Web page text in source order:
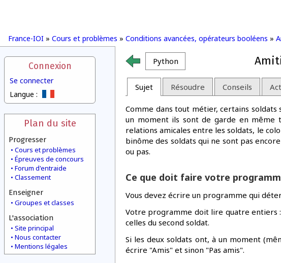
France-IOI » Cours et problèmes » Conditions avancées, opérateurs booléens »
Connexion
Se connecter
Langue :
Plan du site
Progresser
Cours et problèmes
Épreuves de concours
Forum d'entraide
Classement
Enseigner
Groupes et classes
L'association
Site principal
Nous contacter
Mentions légales
Python
Sujet Résoudre Conseils
Comme dans tout métier, certains
un moment ils sont de garde en même
relations amicales entre les soldats, le
binôme des soldats qui ne sont pas
ou pas.
Ce que doit faire votre
Vous devez écrire un programme qui
Votre programme doit lire quatre entiers
celles du second soldat.
Si les deux soldats ont, à un moment
écrire "Amis" et sinon "Pas amis".